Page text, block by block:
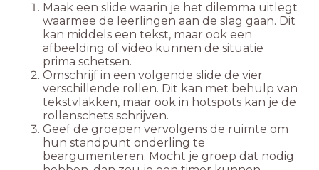
Maak een slide waarin je het dilemma uitlegt
waarmee de leerlingen aan de slag gaan. Dit
kan middels een tekst, maar ook een
afbeelding of video kunnen de situatie
prima schetsen.
Omschrijf in een volgende slide de vier
verschillende rollen. Dit kan met behulp van
tekstvlakken, maar ook in hotspots kan je de
rollenschets schrijven.
Geef de groepen vervolgens de ruimte om
hun standpunt onderling te
beargumenteren. Mocht je groep dat nodig